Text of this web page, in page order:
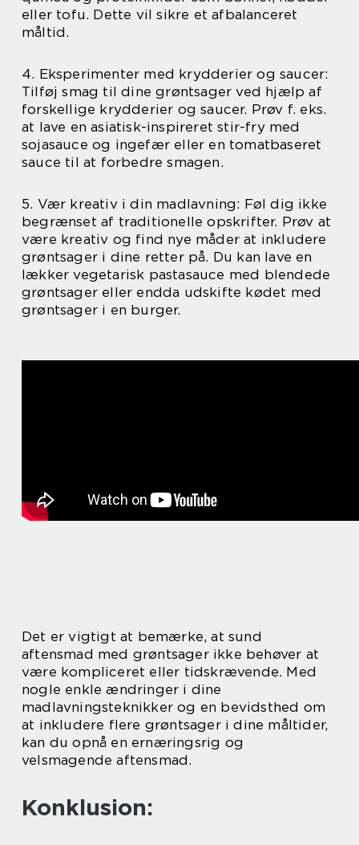
eller tofu. Dette vil sikre et afbalanceret
måltid.
4. Eksperimenter med krydderier og saucer:
Tilføj smag til dine grøntsager ved hjælp af
forskellige krydderier og saucer. Prøv f. eks.
at lave en asiatisk-inspireret stir-fry med
sojasauce og ingefær eller en tomatbaseret
sauce til at forbedre smagen.
5. Vær kreativ i din madlavning: Føl dig ikke
begrænset af traditionelle opskrifter. Prøv at
være kreativ og find nye måder at inkludere
grøntsager i dine retter på. Du kan lave en
lækker vegetarisk pastasauce med blendede
grøntsager eller endda udskifte kødet med
grøntsager i en burger.
Det er vigtigt at bemærke, at sund
aftensmad med grøntsager ikke behøver at
være kompliceret eller tidskrævende. Med
nogle enkle ændringer i dine
madlavningsteknikker og en bevidsthed om
at inkludere flere grøntsager i dine måltider,
kan du opnå en ernæringsrig og
velsmagende aftensmad.
Konklusion: